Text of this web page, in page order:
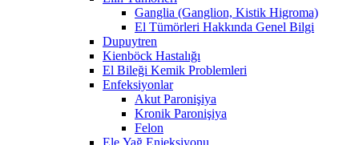
Ganglia (Ganglion, Kistik Higroma)
El Tümörleri Hakkında Genel Bilgi
Dupuytren
Kienböck Hastalığı
El Bileği Kemik Problemleri
Enfeksiyonlar
Akut Paronişiya
Kronik Paronişiya
Felon
Ele Yağ Enjeksiyonu